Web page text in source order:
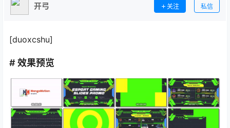
开弓 关注 私信
[duoxcshu]
# 效果预览